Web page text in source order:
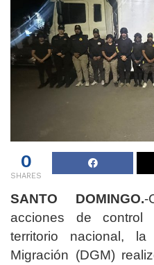
0
SHARES
SANTO DOMINGO.-
acciones de
territorio nacional,
Migración (DGM)